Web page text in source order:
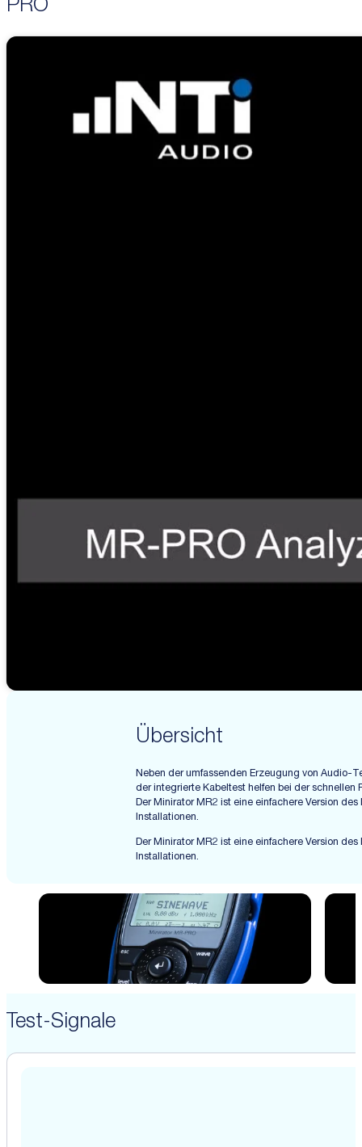
PRO
Übersicht
Neben der umfassenden Erzeugung von Audio-
der integrierte Kabeltest helfen bei der schnellen
Der Minirator MR2 ist eine einfachere Version
Installationen.
Der Minirator MR2 ist eine einfachere Version
Installationen.
Test-Signale